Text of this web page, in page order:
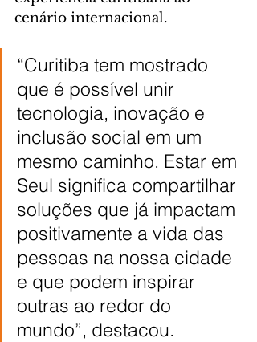
cenário internacional.
“Curitiba tem mostrado
que é possível unir
tecnologia, inovação e
inclusão social em um
mesmo caminho. Estar em
Seul significa compartilhar
soluções que já impactam
positivamente a vida das
pessoas na nossa cidade
e que podem inspirar
outras ao redor do
mundo”, destacou.